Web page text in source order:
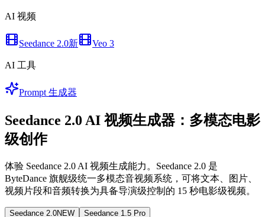
AI 视频
Seedance 2.0新 Veo 3
AI 工具
Prompt 生成器
Seedance 2.0 AI 视频生成器：多模态电影
级创作
体验 Seedance 2.0 AI 视频生成能力。Seedance 2.0 是
ByteDance 旗舰级统一多模态音视频系统，可将文本、图片、
视频片段和音频转换为具备导演级控制的 15 秒电影级视频。
Seedance 2.0NEW Seedance 1.5 Pro